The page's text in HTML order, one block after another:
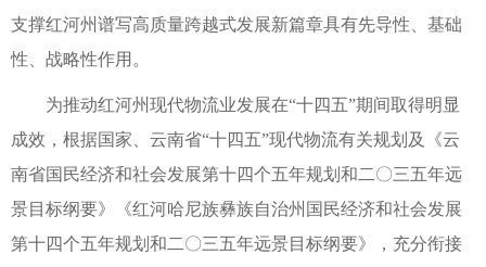
支撑红河州谱写高质量跨越式发展新篇章具有先导性、基础
性、战略性作用。
为推动红河州现代物流业发展在“十四五”期间取得明显
成效，根据国家、云南省“十四五”现代物流有关规划及《云
南省国民经济和社会发展第十四个五年规划和二〇三五年远
景目标纲要》《红河哈尼族彝族自治州国民经济和社会发展
第十四个五年规划和二〇三五年远景目标纲要》，充分衔接